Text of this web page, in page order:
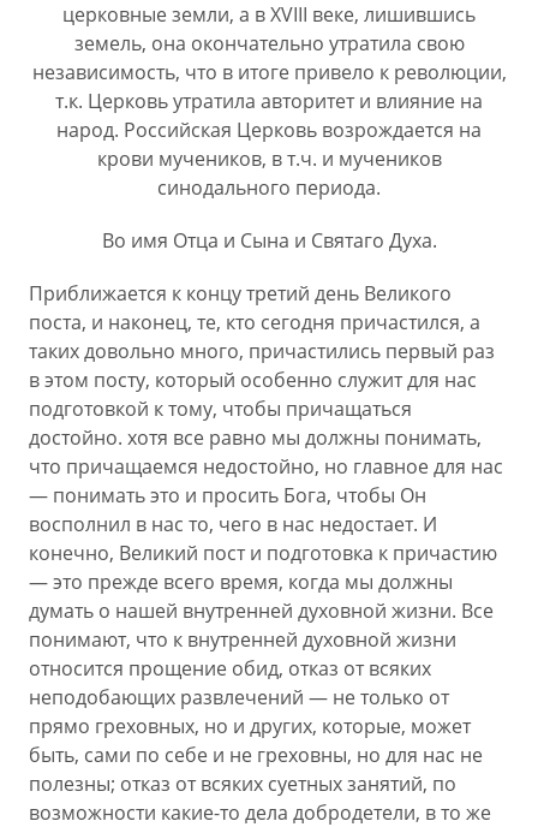
церковные земли, а в XVIII веке, лишившись
земель, она окончательно утратила свою
независимость, что в итоге привело к революции,
т.к. Церковь утратила авторитет и влияние на
народ. Российская Церковь возрождается на
крови мучеников, в т.ч. и мучеников
синодального периода.
Во имя Отца и Сына и Святаго Духа.
Приближается к концу третий день Великого
поста, и наконец, те, кто сегодня причастился, а
таких довольно много, причастились первый раз
в этом посту, который особенно служит для нас
подготовкой к тому, чтобы причащаться
достойно. хотя все равно мы должны понимать,
что причащаемся недостойно, но главное для нас
— понимать это и просить Бога, чтобы Он
восполнил в нас то, чего в нас недостает. И
конечно, Великий пост и подготовка к причастию
— это прежде всего время, когда мы должны
думать о нашей внутренней духовной жизни. Все
понимают, что к внутренней духовной жизни
относится прощение обид, отказ от всяких
неподобающих развлечений — не только от
прямо греховных, но и других, которые, может
быть, сами по себе и не греховны, но для нас не
полезны; отказ от всяких суетных занятий, по
возможности какие-то дела добродетели, в то же